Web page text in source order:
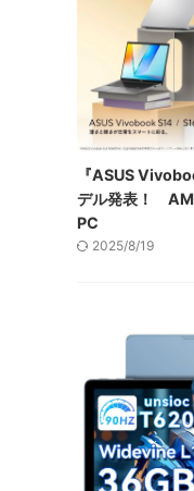
『ASUS
デル発表！
PC
2025/8/19